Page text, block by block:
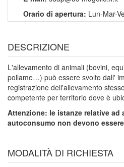
Orario di apertura: Lun-Mar-
DESCRIZIONE
L'allevamento di animali (bovini,
pollame…) può essere svolto dall'
registrazione dell'allevamento
competente per territorio dove è
Attenzione: le istanze relative ad
autoconsumo non devono
MODALITÀ DI RICHIESTA